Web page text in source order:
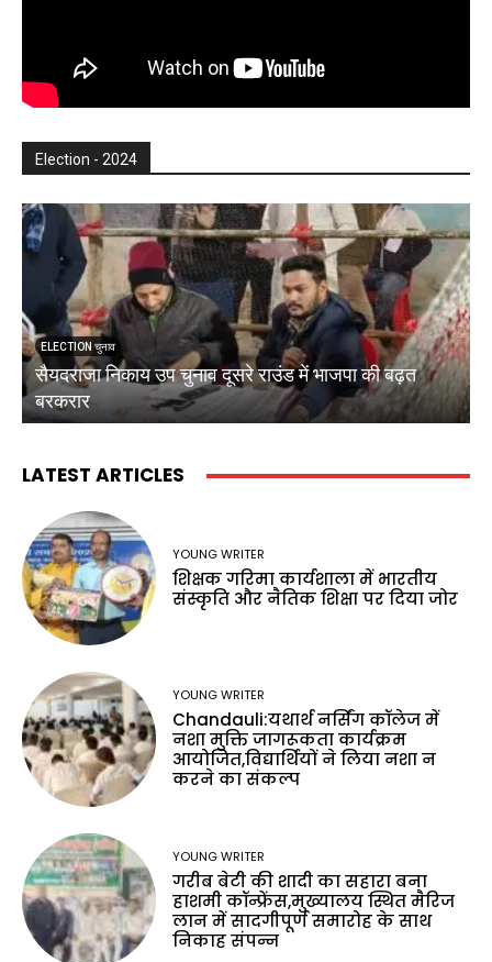
Election - 2024
ELECTION चुनाव
सैयदराजा निकाय उप चुनाव दूसरे राउंड में भाजपा की बढ़त
बरकरार
LATEST ARTICLES
YOUNG WRITER
शिक्षक गरिमा कार्यशाला में भारतीय
संस्कृति और नैतिक शिक्षा पर दिया जोर
YOUNG WRITER
Chandauli:यथार्थ नर्सिंग कॉलेज में
नशा मुक्ति जागरूकता कार्यक्रम
आयोजित,विद्यार्थियों ने लिया नशा न
करने का संकल्प
YOUNG WRITER
गरीब बेटी की शादी का सहारा बना
हाशमी कॉन्फ्रेंस,मुख्यालय स्थित मैरिज
लान में सादगीपूर्ण समारोह के साथ
निकाह संपन्न